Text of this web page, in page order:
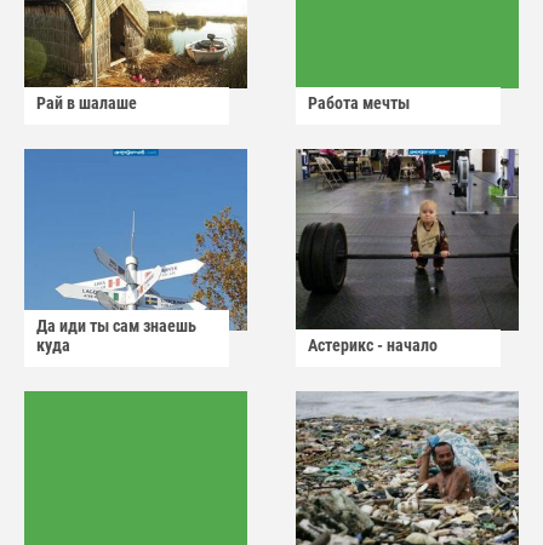
Рай в шалаше Работа мечты
Да иди ты сам знаешь
куда
Астерикс - начало